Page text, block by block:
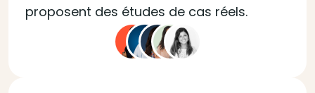
proposent des études de cas réels.